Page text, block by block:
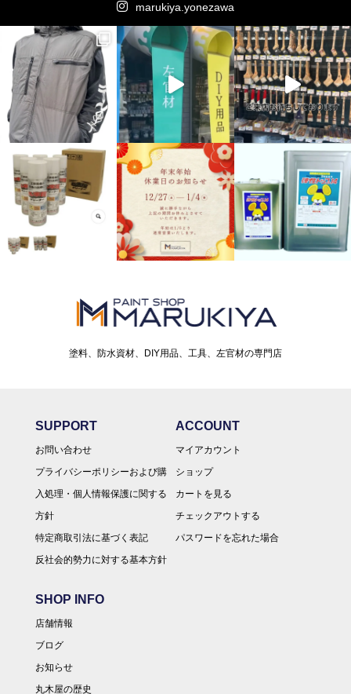
marukiya.yonezawa
塗料、防水資材、DIY用品、工具、左官材の専門店
SUPPORT
お問い合わせ
プライバシーポリシーおよび購
入処理・個人情報保護に関する
方針
特定商取引法に基づく表記
反社会的勢力に対する基本方針
ACCOUNT
マイアカウント
ショップ
カートを見る
チェックアウトする
パスワードを忘れた場合
SHOP INFO
店舗情報
ブログ
お知らせ
丸木屋の歴史